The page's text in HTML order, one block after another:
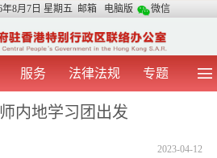
年8月7日 星期五 邮箱 电脑版 微信
服务 法律法规 专题
视 频
媒体言论
内地学习团出发
2023-04-12